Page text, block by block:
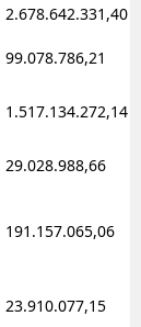
2.678.642.331,40
99.078.786,21
1.517.134.272,14
29.028.988,66
191.157.065,06
23.910.077,15